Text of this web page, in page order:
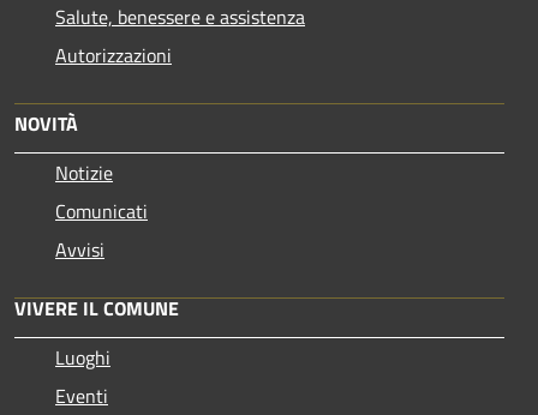
Salute, benessere e assistenza
Autorizzazioni
NOVITÀ
Notizie
Comunicati
Avvisi
VIVERE IL COMUNE
Luoghi
Eventi